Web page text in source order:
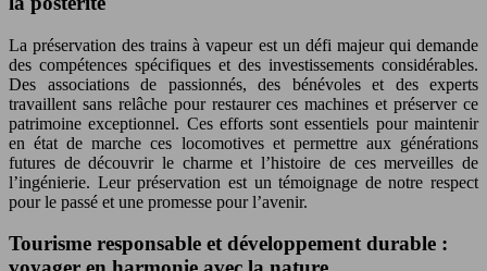
La préservation des trains à vapeur est un défi majeur qui demande
des compétences spécifiques et des investissements considérables.
Des associations de passionnés, des bénévoles et des experts
travaillent sans relâche pour restaurer ces machines et préserver ce
patrimoine exceptionnel. Ces efforts sont essentiels pour maintenir
en état de marche ces locomotives et permettre aux générations
futures de découvrir le charme et l’histoire de ces merveilles de
l’ingénierie. Leur préservation est un témoignage de notre respect
pour le passé et une promesse pour l’avenir.
Tourisme responsable et développement durable :